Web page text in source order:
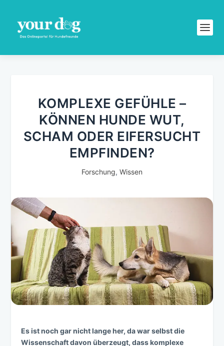
KOMPLEXE GEFÜHLE –
KÖNNEN HUNDE WUT,
SCHAM ODER EIFERSUCHT
EMPFINDEN?
Forschung, Wissen
Es ist noch gar nicht lange her, da war selbst die
Wissenschaft davon überzeugt, dass komplexe